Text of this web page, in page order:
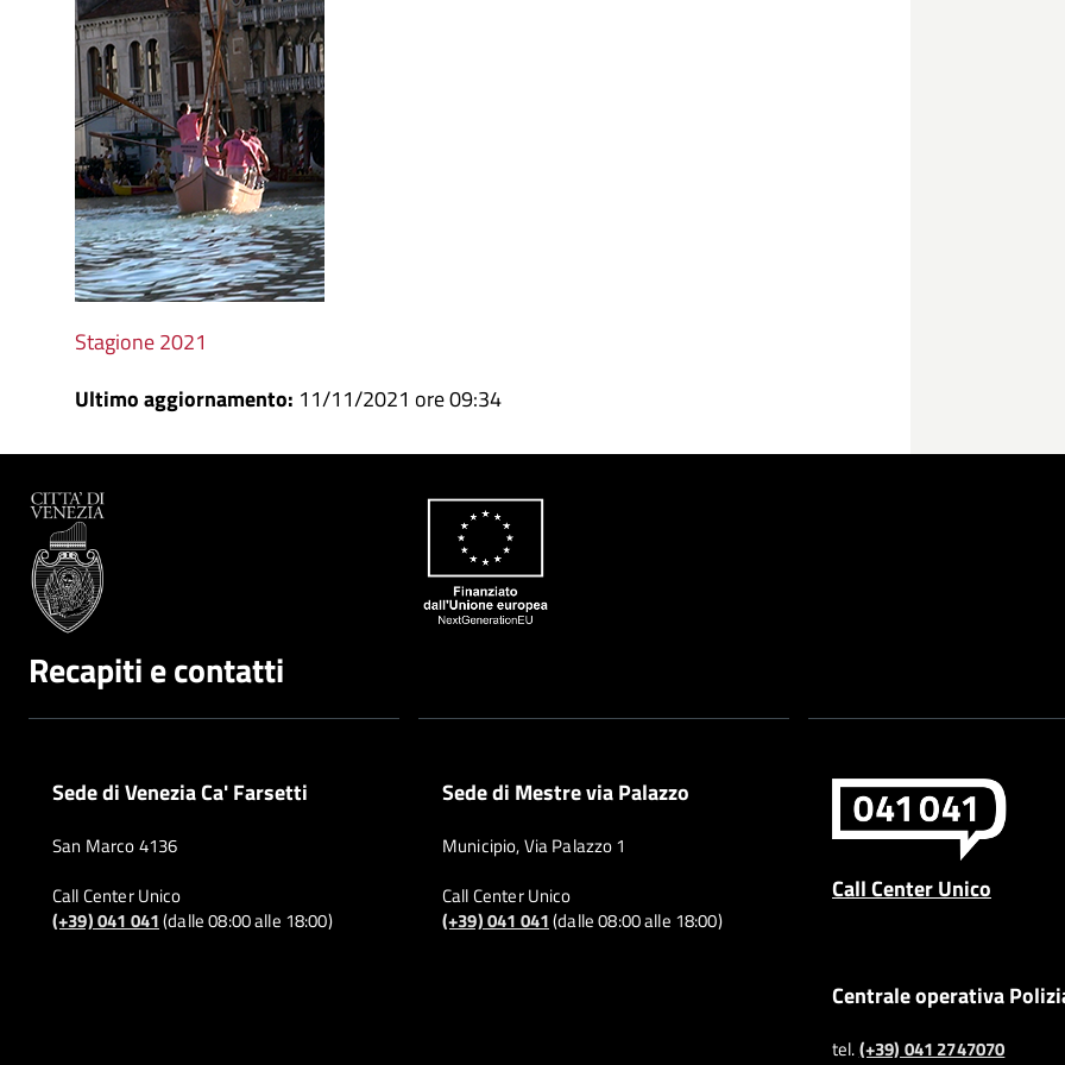
Stagione 2021
Ultimo aggiornamento: 11/11/2021 ore 09:34
Recapiti e contatti
Sede di Venezia Ca' Farsetti
San Marco 4136
Call Center Unico
(+39) 041 041(dalle 08:00 alle 18:00)
Sede di Mestre via Palazzo
Municipio, Via Palazzo 1
Call Center Unico
(+39) 041 041(dalle 08:00 alle 18:00)
Call Center Unico
Centrale operativa
tel.(+39) 041 2747070